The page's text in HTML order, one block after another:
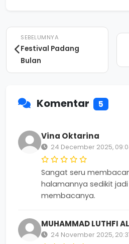
SEBELUMNYA
Festival Padang
Bulan
Komentar 5
Vina Oktarina
24 December 2025,
Sangat seru
halamannya sedikit
membacanya.
MUHAMMAD LUTHFI
24 November 2025,